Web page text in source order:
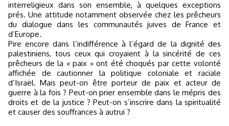
interreligieux dans son ensemble, à quelques exceptions
prés. Une attitude notamment observée chez les prêcheurs
du dialogue dans les communautés juives de France et
d’Europe.
Pire encore dans l’indifférence à l’égard de la dignité des
palestiniens, tous ceux qui croyaient à la sincérité de ces
prêcheurs de la « paix » ont été choqués par cette volonté
affichée de cautionner la politique coloniale et raciale
d’Israël. Mais peut-on être porteur de paix et acteur de
guerre à la fois ? Peut-on prier ensemble dans le mépris des
droits et de la justice ? Peut-on s’inscrire dans la spiritualité
et causer des souffrances à autrui ?